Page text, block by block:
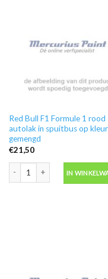
Red Bull F1 Formule 1 rood
autolak in spuitbus op kleur
gemengd
€21,50
Red Bull F1 Formule 1 rood
IN